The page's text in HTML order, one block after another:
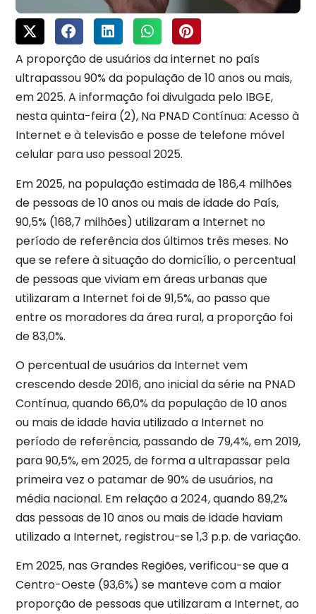
A proporção de usuários da internet no país
ultrapassou 90% da população de 10 anos ou mais,
em 2025. A informação foi divulgada pelo IBGE,
nesta quinta-feira (2), Na PNAD Contínua: Acesso à
Internet e à televisão e posse de telefone móvel
celular para uso pessoal 2025.
Em 2025, na população estimada de 186,4 milhões
de pessoas de 10 anos ou mais de idade do País,
90,5% (168,7 milhões) utilizaram a Internet no
período de referência dos últimos três meses. No
que se refere à situação do domicílio, o percentual
de pessoas que viviam em áreas urbanas que
utilizaram a Internet foi de 91,5%, ao passo que
entre os moradores da área rural, a proporção foi
de 83,0%.
O percentual de usuários da Internet vem
crescendo desde 2016, ano inicial da série na PNAD
Contínua, quando 66,0% da população de 10 anos
ou mais de idade havia utilizado a Internet no
período de referência, passando de 79,4%, em 2019,
para 90,5%, em 2025, de forma a ultrapassar pela
primeira vez o patamar de 90% de usuários, na
média nacional. Em relação a 2024, quando 89,2%
das pessoas de 10 anos ou mais de idade haviam
utilizado a Internet, registrou-se 1,3 p.p. de variação.
Em 2025, nas Grandes Regiões, verificou-se que a
Centro-Oeste (93,6%) se manteve com a maior
proporção de pessoas que utilizaram a Internet, ao